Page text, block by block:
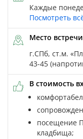
Каждые
Посмотреть
Место
г.СПб, ст.м.
43-45
В стоимость
посещение
кладбища;